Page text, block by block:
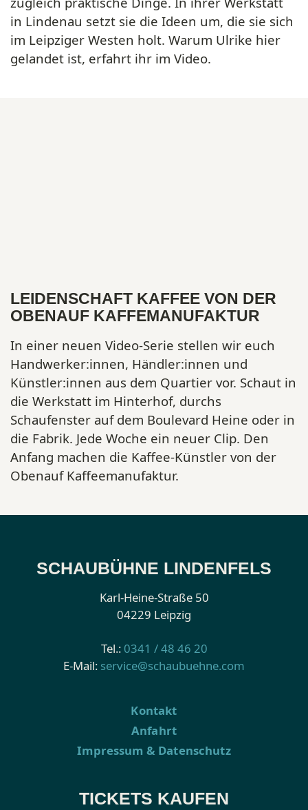
in Lindenau setzt sie die Ideen um, die sie sich
im Leipziger Westen holt. Warum Ulrike hier
gelandet ist, erfahrt ihr im Video.
LEIDENSCHAFT KAFFEE VON DER
OBENAUF KAFFEMANUFAKTUR
In einer neuen Video-Serie stellen wir euch
Handwerker:innen, Händler:innen und
Künstler:innen aus dem Quartier vor. Schaut in
die Werkstatt im Hinterhof, durchs
Schaufenster auf dem Boulevard Heine oder in
die Fabrik. Jede Woche ein neuer Clip. Den
Anfang machen die Kaffee-Künstler von der
Obenauf Kaffeemanufaktur.
SCHAUBÜHNE LINDENFELS
Karl-Heine-Straße 50
04229 Leipzig
Tel.: 0341 / 48 46 20
E-Mail: service@schaubuehne.com
Kontakt
Anfahrt
Impressum & Datenschutz
TICKETS KAUFEN